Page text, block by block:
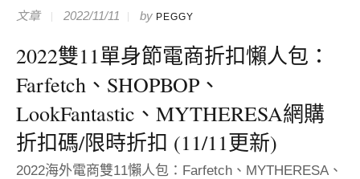
文章 2022/11/11 by PEGGY
2022雙11單身節電商折扣懶人包：
Farfetch、SHOPBOP、
LookFantastic、MYTHERESA網購
折扣碼/限時折扣 (11/11更新)
2022海外電商雙11懶人包：Farfetch、MYTHERESA、